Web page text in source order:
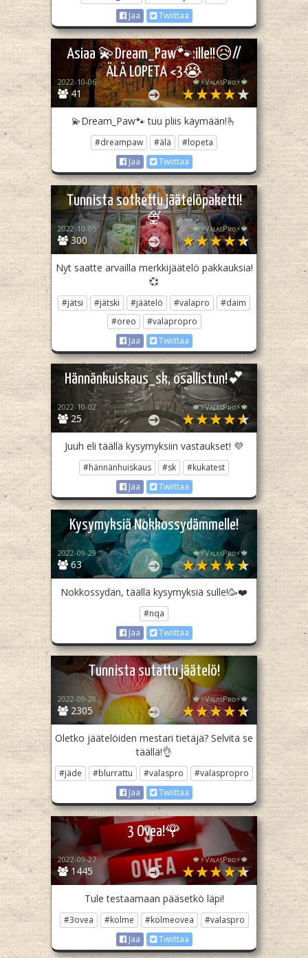
Jaa
Twiittaa
Asiaa 💫Dream_Paw🐾:ille!!😥//
ÄLÄ LOPETA <3😭
41
2022-10-06 🍁⚡️VᴀʟᴀsPʀᴏ⚡️🍁
💫Dream_Paw🐾 tuu pliis käymään!🫰
#dreampaw #älä
#lopeta
Jaa
Twiittaa
Tunnista sotkettu jäätelöpaketti!
🍨
300
2022-10-05 🍁⚡️VᴀʟᴀsPʀᴏ⚡️🍁
Nyt saatte arvailla merkkijäätelö pakkauksia!
💞
#jätsi #jätski #jäätelö #valapro
#daim
#oreo
#valapropro
Jaa
Twiittaa
Hännänkuiskaus_sk, osallistun!💕
25
2022-10-02 🍁⚡️VᴀʟᴀsPʀᴏ⚡️🍁
Juuh eli täällä kysymyksiin vastaukset! 💜
#hännänhuiskaus #sk
#kukatest
Jaa
Twiittaa
Kysymyksiä Nokkossydämmelle!
63
2022-09-29 🍁⚡️VᴀʟᴀsPʀᴏ⚡️🍁
Nokkossydän, täällä kysymyksiä sulle!🥳❤️
#nqa
Jaa
Twiittaa
Tunnista sutattu jäätelö!
2305
2022-09-28 🍁⚡️VᴀʟᴀsPʀᴏ⚡️🍁
Oletko jäätelöiden mestari tietäjä? Selvitä se
täällä!👌
#jäde #blurrattu #valaspro
#valaspropro
Jaa
Twiittaa
3 Ovea!🌹
1445
2022-09-27 🍁⚡️VᴀʟᴀsPʀᴏ⚡️🍁
Tule testaamaan pääsetkö läpi!
#3ovea #kolme #kolmeovea
#valaspro
Jaa
Twiittaa